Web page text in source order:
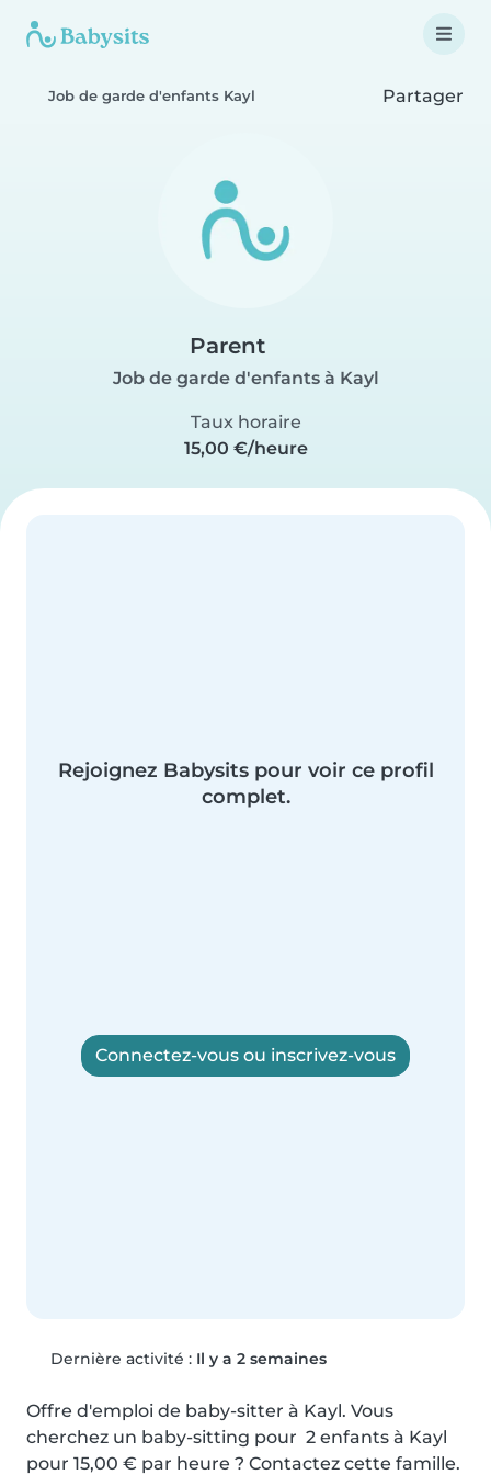
Job de garde d'enfants Kayl Partager
Parent
Job de garde d'enfants à Kayl
Taux horaire
15,00 €/heure
Rejoignez Babysits pour voir ce profil
complet.
Connectez-vous ou inscrivez-vous
Dernière activité : Il y a 2 semaines
Offre d'emploi de baby-sitter à Kayl. Vous
cherchez un baby-sitting pour  2 enfants à Kayl
pour 15,00 € par heure ? Contactez cette famille.